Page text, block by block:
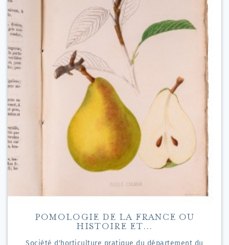
POMOLOGIE DE LA FRANCE OU
HISTOIRE ET...
Société d'horticulture pratique du département du